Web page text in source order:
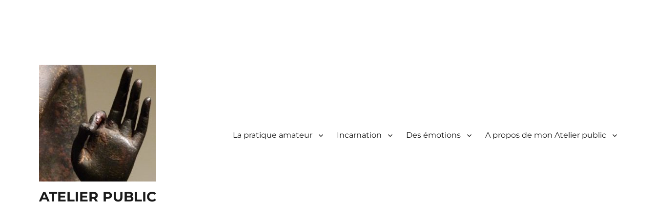
ATELIER PUBLIC
La pratique amateur Incarnation Des émotions A propos de mon Atelier public